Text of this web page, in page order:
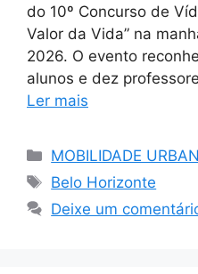
do 10º Concurso de
Valor da Vida” na
2026. O evento
alunos e dez
Ler mais
Categorias
MOBILIDADE
Tags
Belo Horizonte
Deixe um